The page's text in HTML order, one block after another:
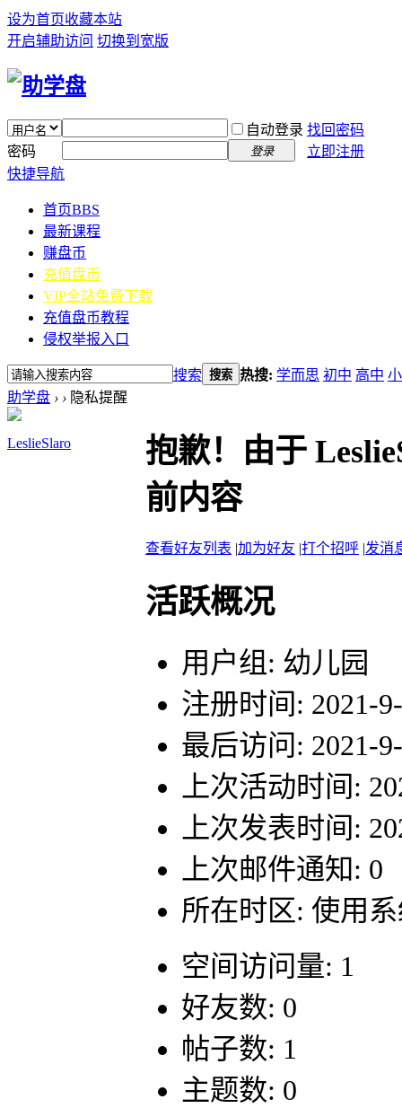
设为首页收藏本站
开启辅助访问 切换到宽版
自动登录 找回密码
密码
登录
立即注册
快捷导航
首页BBS
最新课程
赚盘币
充值盘币
VIP全站免费下载
充值盘币教程
侵权举报入口
搜索 搜索 热搜: 学而思 初中 高中
助学盘 › › 隐私提醒
LeslieSlaro
抱歉！由于
前内容
查看好友列表 |加为好友 |打个招呼 |发消
活跃概况
用户组: 幼儿园
注册时间: 2021-
最后访问: 2021-
上次活动时间:
上次发表时间:
上次邮件通知: 0
所在时区: 使用
空间访问量: 1
好友数: 0
帖子数: 1
主题数: 0